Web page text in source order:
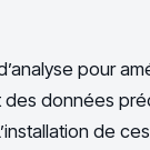
pour
données
de